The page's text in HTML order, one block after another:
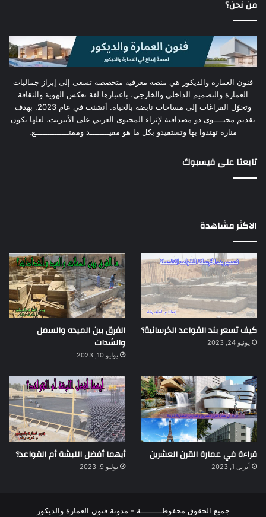
من نحن؟
فنون العمارة والديكور هي منصة معرفية متخصصة تسعى إلى إبراز جماليات
العمارة والتصميم الداخلي والخارجي، باعتبارها لغة تعكس الهوية والثقافة
وتحوّل الفراغات إلى مساحات نابضة بالحياة. أنشئت في عام 2023. بهدف
تقديم محتــــوى ذو مصداقية لإثراء المحتوى العربي على الأنترنت، لعلها تكون
منارة تهتدوا بها وتستفيدو بكل ما هو مفيــــــــد وممتــــــــــــــع.
تابعنا على فيسبوك
الاكثر مشاهدة
كيف تسعر بند القواعد الخرسانية؟
يونيو 24, 2023
الفرق بين الميده والسمل
والشدات
يوليو 10, 2023
قراءة في عمارة القرن العشرين
أبريل 1, 2023
أيهما أفضل اللبشة أم القواعد؟
يوليو 9, 2023
جميع الحقوق محفوظـــــــــة - مدونة فنون العمارة والديكور